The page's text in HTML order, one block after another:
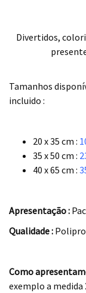
Divertidos,
Tamanhos
incluido :
20 x 35 cm :
35 x 50 cm :
40 x 65 cm :
Apresentação :
Qualidade :
Como
exemplo a medida